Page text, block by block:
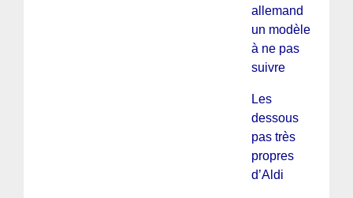
allemand
un modèle
à ne pas
suivre
Les
dessous
pas très
propres
d’Aldi